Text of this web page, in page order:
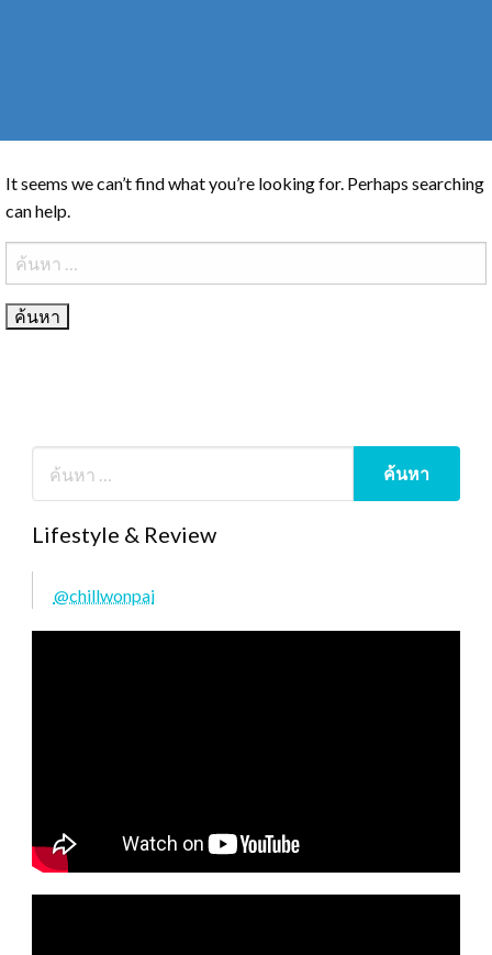
It seems we can’t find what you’re looking for. Perhaps searching
can help.
ค้นหา
สำหรับ:
Lifestyle & Review
@chillwonpai